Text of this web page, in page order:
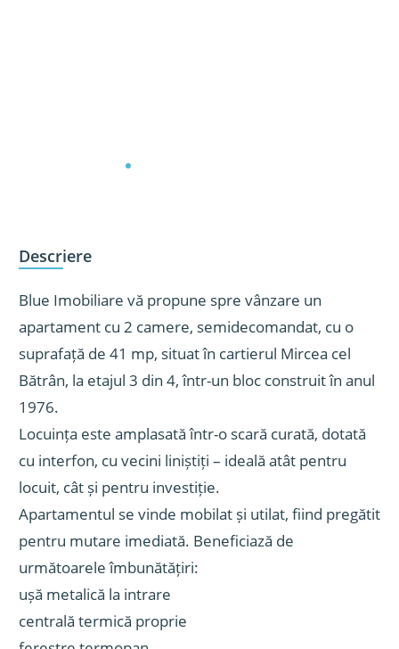
Descriere
Blue Imobiliare vă propune spre vânzare un
apartament cu 2 camere, semidecomandat, cu o
suprafață de 41 mp, situat în cartierul Mircea cel
Bătrân, la etajul 3 din 4, într-un bloc construit în anul
1976.
Locuința este amplasată într-o scară curată, dotată
cu interfon, cu vecini liniștiți – ideală atât pentru
locuit, cât și pentru investiție.
Apartamentul se vinde mobilat și utilat, fiind pregătit
pentru mutare imediată. Beneficiază de
următoarele îmbunătățiri:
ușă metalică la intrare
centrală termică proprie